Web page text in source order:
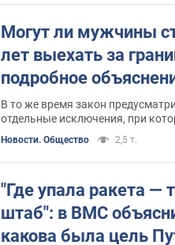
Могут ли мужчины
лет выехать за
подробное
В то же время закон
отдельные исключения, при
Новости. Общество 2,5 т.
"Где упала ракета —
штаб": в ВМС
какова была цель